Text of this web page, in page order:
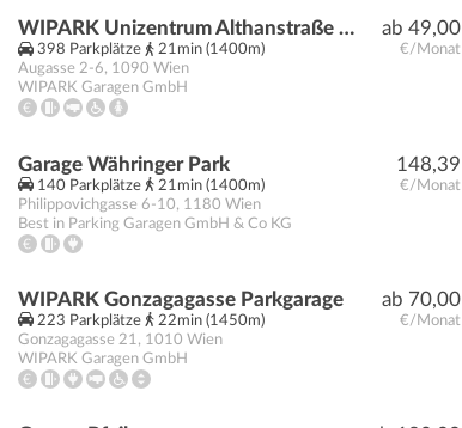
ab 49,00
€/Monat
WIPARK Unizentrum Althanstraße Parkhaus
398 Parkplätze
21min (1400m)
Augasse 2-6, 1090 Wien
WIPARK Garagen GmbH
148,39
€/Monat
Garage Währinger Park
140 Parkplätze
21min (1400m)
Philippovichgasse 6-10, 1180 Wien
Best in Parking Garagen GmbH & Co KG
ab 70,00
€/Monat
WIPARK Gonzagagasse Parkgarage
223 Parkplätze
22min (1450m)
Gonzagagasse 21, 1010 Wien
WIPARK Garagen GmbH